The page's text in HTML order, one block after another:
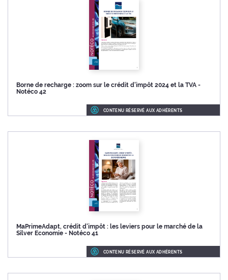
Borne de recharge : zoom sur le crédit d'impôt 2024 et la TVA -
Notéco 42
CONTENU RÉSERVÉ AUX ADHÉRENTS
MaPrimeAdapt, crédit d'impôt : les leviers pour le marché de la
Silver Economie - Notéco 41
CONTENU RÉSERVÉ AUX ADHÉRENTS